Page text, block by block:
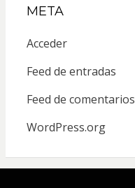
META
Acceder
Feed de entradas
Feed de comentarios
WordPress.org